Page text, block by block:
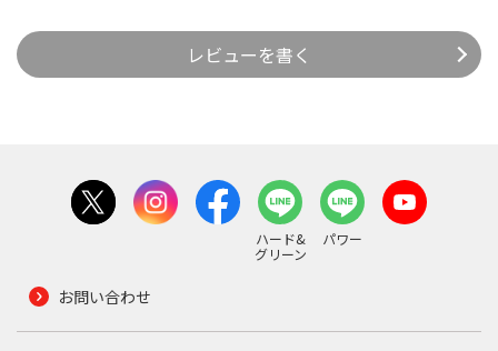
レビューを書く
ハード&
グリーン
パワー
お問い合わせ